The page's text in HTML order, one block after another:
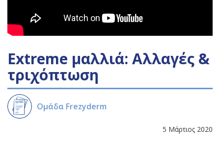
Extreme μαλλιά: Αλλαγές &
τριχόπτωση
Ομάδα Frezyderm
5 Μάρτιος 2020